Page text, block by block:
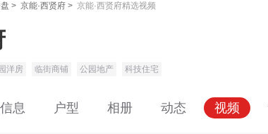
> 京能·西贤府 > 京能·西贤府精选视频
洋房 临街商铺 公园地产 科技住宅
息 户型 相册 动态 视频